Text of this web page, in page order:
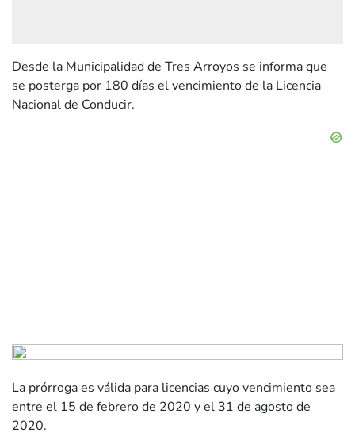
Desde la Municipalidad de Tres Arroyos se informa que
se posterga por 180 días el vencimiento de la Licencia
Nacional de Conducir.
La prórroga es válida para licencias cuyo vencimiento sea
entre el 15 de febrero de 2020 y el 31 de agosto de
2020.